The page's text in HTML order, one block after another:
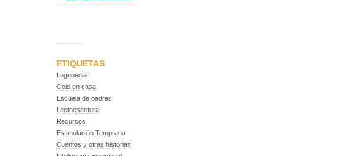
ETIQUETAS
Logopedia
Ocio en casa
Escuela de padres
Lectoescritura
Recursos
Estimulación Temprana
Cuentos y otras historias